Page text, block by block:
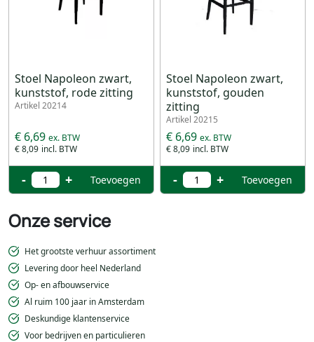
Onze service
Het grootste verhuur assortiment
Levering door heel Nederland
Op- en afbouwservice
Al ruim 100 jaar in Amsterdam
Deskundige klantenservice
Voor bedrijven en particulieren
Stoel Napoleon zwart,
kunststof, rode zitting
Artikel 20214
€ 8,09
€ 6,69
- + Toevoegen
Stoel Napoleon zwart,
kunststof, gouden
zitting
Artikel 20215
€ 8,09
€ 6,69
- + Toevoegen